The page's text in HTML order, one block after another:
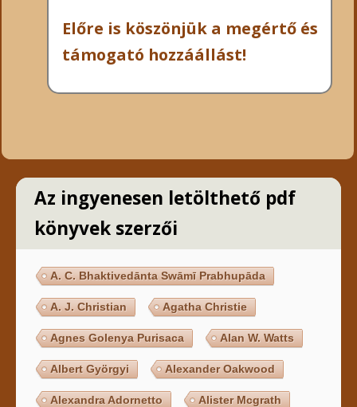
Előre is köszönjük a megértő és
támogató hozzáállást!
Az ingyenesen letölthető pdf
könyvek szerzői
A. C. Bhaktivedānta Swāmī Prabhupāda
A. J. Christian Agatha Christie
Agnes Golenya Purisaca Alan W. Watts
Albert Györgyi Alexander Oakwood
Alexandra Adornetto Alister Mcgrath